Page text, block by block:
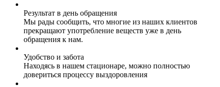
Результат в день обращения
Мы рады сообщить, что многие из наших клиентов
прекращают употребление веществ уже в день
обращения к нам.
Удобство и забота
Находясь в нашем стационаре, можно полностью
довериться процессу выздоровления